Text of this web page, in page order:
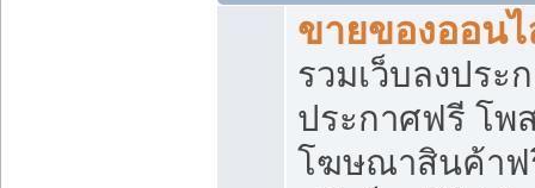
ขายของออน
รวมเว็บลงประ
ประกาศฟรี โพ
โฆษณาสินค้าฟ